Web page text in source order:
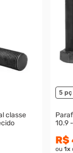
classe
5 pç
10.9
R$
ou 1x